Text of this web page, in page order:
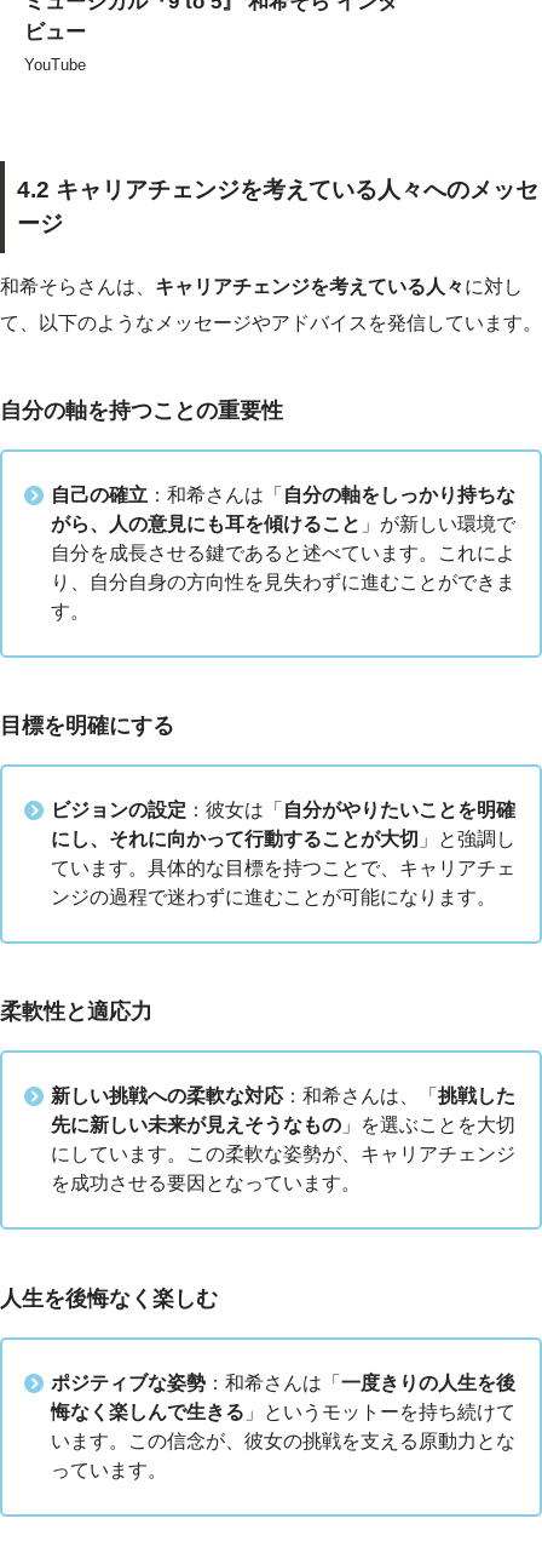
ビュー
YouTube
4.2 キャリアチェンジを考えている人々へのメッセ
ージ
和希そらさんは、 キャリアチェンジを考えている人々に対し
て、以下のようなメッセージやアドバイスを発信しています。
自分の軸を持つことの重要性
自己の確立 ：和希さんは「 自分の軸をしっかり持ちな
がら、人の意見にも耳を傾けること 」が新しい環境で
自分を成長させる鍵であると述べています。これによ
り、自分自身の方向性を見失わずに進むことができま
す。
目標を明確にする
ビジョンの設定 ：彼女は「 自分がやりたいことを明確
にし、それに向かって行動することが大切 」と強調し
ています。具体的な目標を持つことで、キャリアチェ
ンジの過程で迷わずに進むことが可能になります。
柔軟性と適応力
新しい挑戦への柔軟な対応 ：和希さんは、「 挑戦した
先に新しい未来が見えそうなもの 」を選ぶことを大切
にしています。この柔軟な姿勢が、キャリアチェンジ
を成功させる要因となっています。
人生を後悔なく楽しむ
ポジティブな姿勢 ：和希さんは「 一度きりの人生を後
悔なく楽しんで生きる 」というモットーを持ち続けて
います。この信念が、彼女の挑戦を支える原動力とな
っています。